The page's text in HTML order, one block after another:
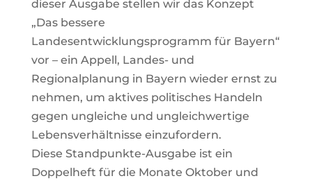
dieser Ausgabe stellen wir das Konzept
„Das bessere
Landesentwicklungsprogramm für Bayern“
vor – ein Appell, Landes- und
Regionalplanung in Bayern wieder ernst zu
nehmen, um aktives politisches Handeln
gegen ungleiche und ungleichwertige
Lebensverhältnisse einzufordern.
Diese Standpunkte-Ausgabe ist ein
Doppelheft für die Monate Oktober und